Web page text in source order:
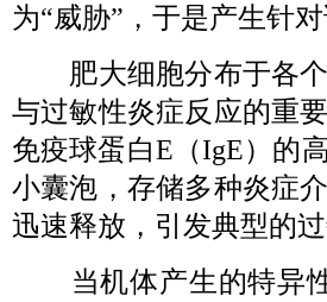
为“威胁”，于是产生针
肥大细胞分布于各个
与过敏性炎症反应的重
免疫球蛋白E（IgE）的
小囊泡，存储多种炎症
迅速释放，引发典型的过
当机体产生的特异性